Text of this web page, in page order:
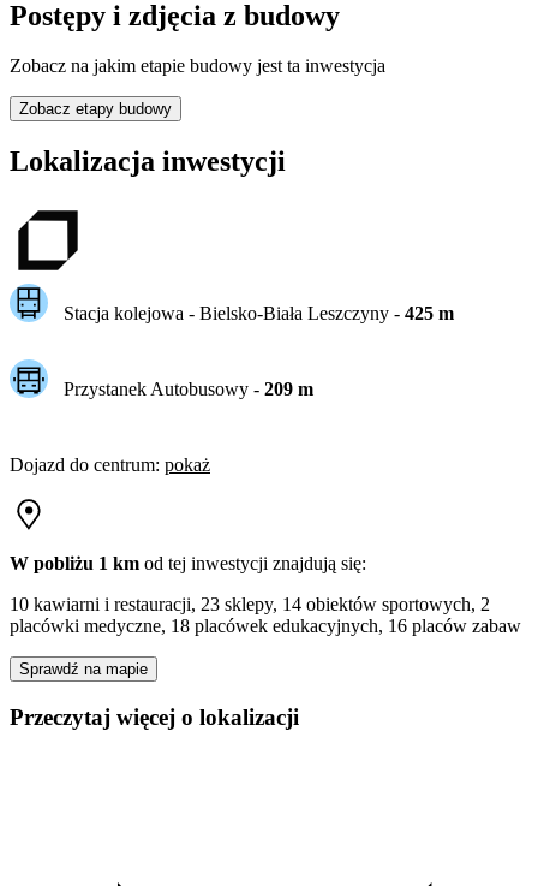
Postępy i zdjęcia z budowy
Zobacz na jakim etapie budowy jest ta inwestycja
Zobacz etapy budowy
Lokalizacja inwestycji
Stacja kolejowa - Bielsko-Biała Leszczyny- 425m
Przystanek Autobusowy - 209m
Dojazd do centrum: pokaż
W pobliżu 1 km od tej inwestycji znajdują się:
10 kawiarni i restauracji, 23 sklepy, 14 obiektów sportowych, 2
placówki medyczne, 18 placówek edukacyjnych, 16 placów zabaw
Sprawdź na mapie
Przeczytaj więcej o lokalizacji